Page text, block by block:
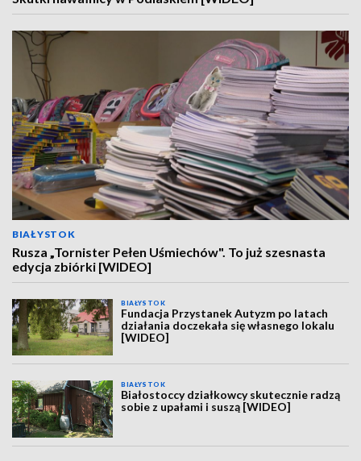
BIAŁYSTOK
Rusza „Tornister Pełen Uśmiechów". To już szesnasta
edycja zbiórki [WIDEO]
BIAŁYSTOK
Fundacja Przystanek Autyzm po latach
działania doczekała się własnego lokalu
[WIDEO]
BIAŁYSTOK
Białostoccy działkowcy skutecznie radzą
sobie z upałami i suszą [WIDEO]